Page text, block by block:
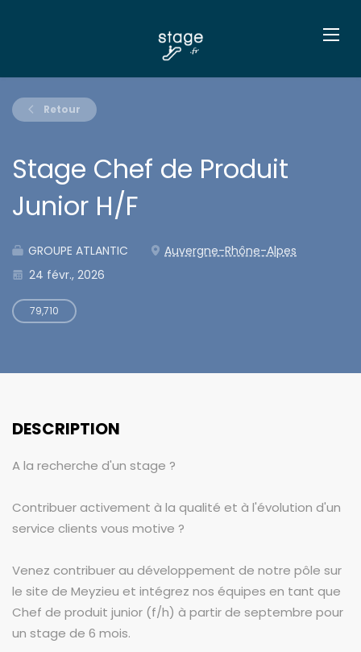
Retour
Stage Chef de Produit
Junior H/F
GROUPE ATLANTIC
Auvergne-Rhône-Alpes
24 févr., 2026
79,710
DESCRIPTION
A la recherche d'un stage ?
Contribuer activement à la qualité et à l'évolution d'un
service clients vous motive ?
Venez contribuer au développement de notre pôle sur
le site de Meyzieu et intégrez nos équipes en tant que
Chef de produit junior (f/h) à partir de septembre pour
un stage de 6 mois.